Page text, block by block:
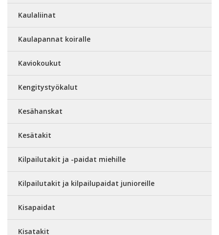
Kaulaliinat
Kaulapannat koiralle
Kaviokoukut
Kengitystyökalut
Kesähanskat
Kesätakit
Kilpailutakit ja -paidat miehille
Kilpailutakit ja kilpailupaidat junioreille
Kisapaidat
Kisatakit